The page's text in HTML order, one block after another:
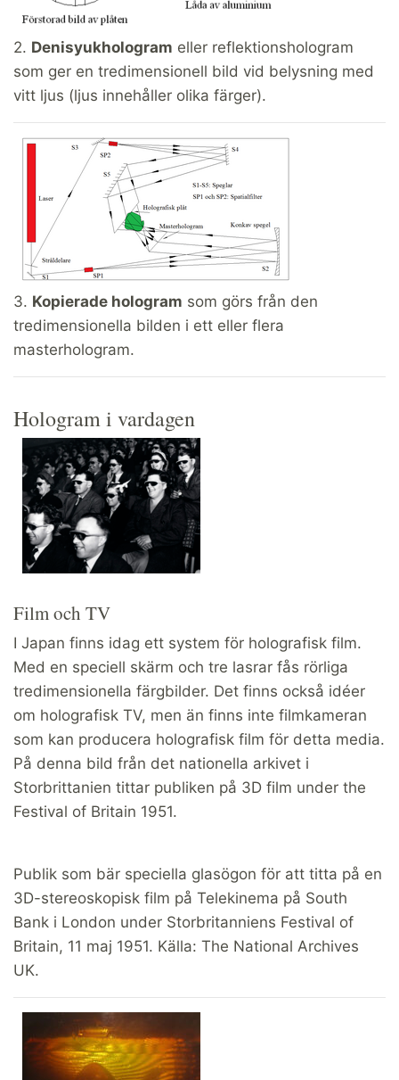
2. Denisyukhologram eller reflektionshologram
som ger en tredimensionell bild vid belysning med
vitt ljus (ljus innehåller olika färger).
3. Kopierade hologram som görs från den
tredimensionella bilden i ett eller flera
masterhologram.
Hologram i vardagen
Film och TV
I Japan finns idag ett system för holografisk film.
Med en speciell skärm och tre lasrar fås rörliga
tredimensionella färgbilder. Det finns också idéer
om holografisk TV, men än finns inte filmkameran
som kan producera holografisk film för detta media.
På denna bild från det nationella arkivet i
Storbrittanien tittar publiken på 3D film under the
Festival of Britain 1951.
Publik som bär speciella glasögon för att titta på en
3D-stereoskopisk film på Telekinema på South
Bank i London under Storbritanniens Festival of
Britain, 11 maj 1951. Källa: The National Archives
UK.